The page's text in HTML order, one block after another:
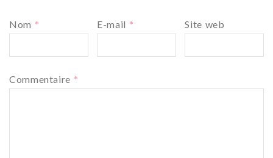
Nom * E-mail * Site web
Commentaire *